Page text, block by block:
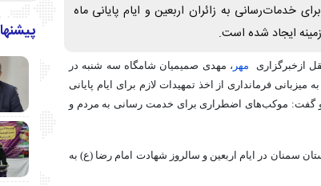
خدمات‌رسانی به زائران اربعین و ایام پایانی ماه
ایجاد شده است.
ازخبرگزاری مهر ، مهدی صمیمیان شامگاه سه شنبه در
فرمانداری از اخذ تمهیدات لازم برای ایام پایانی
و گفت: موکب‌های اضطراری برای خدمت رسانی به مردم و
در ایام اربعین و سالروز شهادت امام رضا (ع) به